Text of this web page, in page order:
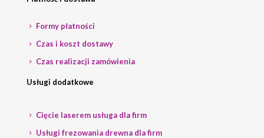
Formy płatności
Czas i koszt dostawy
Czas realizacji zamówienia
Usługi dodatkowe
Cięcie laserem usługa dla firm
Usługi frezowania drewna dla firm